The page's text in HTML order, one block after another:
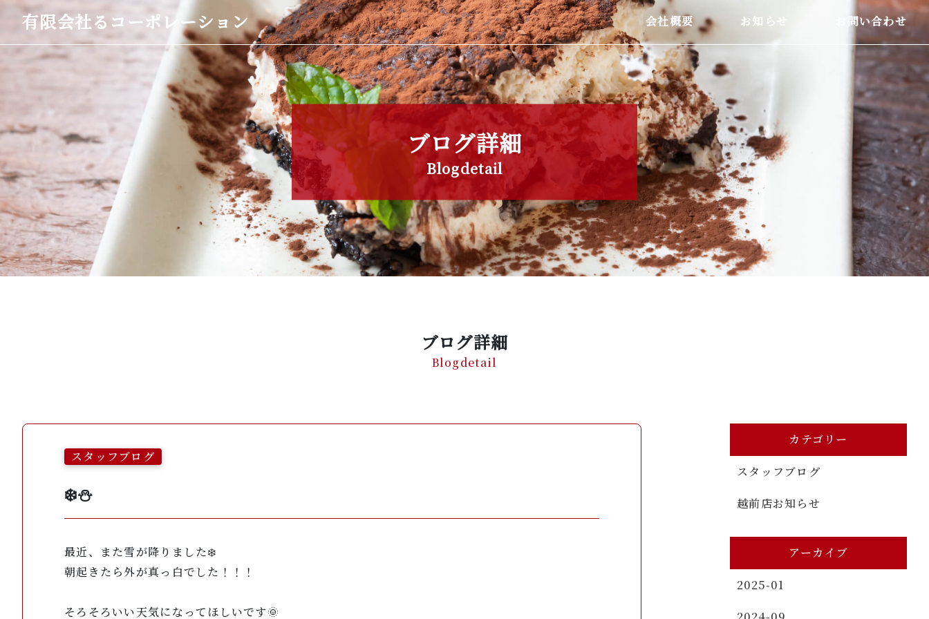
有限会社るコーポレーション 会社概要 お知らせ お問い合わせ
ブログ詳細
Blogdetail
ブログ詳細
Blogdetail
スタッフブログ
❄️⛄️
最近、また雪が降りました❄️
朝起きたら外が真っ白でした！！！
そろそろいい天気になってほしいです🌞
カテゴリー
スタッフブログ
越前店お知らせ
アーカイブ
2025-01